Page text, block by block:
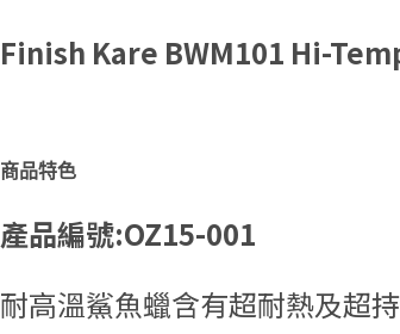
Finish Kare BWM101 Hi-
商品特色
產品編號:OZ15-001
耐高溫鯊魚蠟含有超耐熱及超